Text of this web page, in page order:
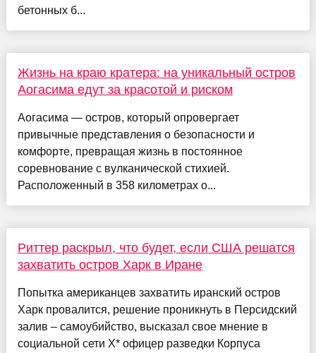
бетонных б...
Жизнь на краю кратера: на уникальный остров
Аогасима едут за красотой и риском
Аогасима — остров, который опровергает
привычные представления о безопасности и
комфорте, превращая жизнь в постоянное
соревнование с вулканической стихией.
Расположенный в 358 километрах о...
Риттер раскрыл, что будет, если США решатся
захватить остров Харк в Иране
Попытка американцев захватить иранский остров
Харк провалится, решение проникнуть в Персидский
залив – самоубийство, высказал свое мнение в
социальной сети X* офицер разведки Корпуса